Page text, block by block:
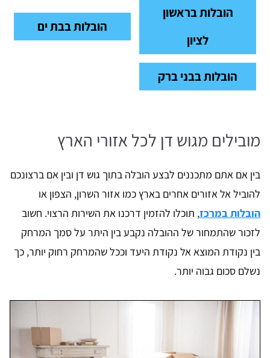
הובלות בראשון
לציון
הובלות בבת ים
הובלות בבני ברק
מובילים מגוש דן לכל אזורי הארץ
בין אם אתם מתכננים לבצע הובלה בתוך גוש דן ובין אם ברצונכם
להוביל אל אזורים אחרים בארץ כמו אזור השרון, הצפון או
הובלות במרכז, תוכלו להזמין דרכנו את השירות הרצוי. חשוב
לזכור שהתמחור של ההובלה נקבע בין היתר על סמך המרחק
בין נקודת המוצא אל נקודת היעד וככל שהמרחק רחוק יותר, כך
נשלם סכום גבוה יותר.